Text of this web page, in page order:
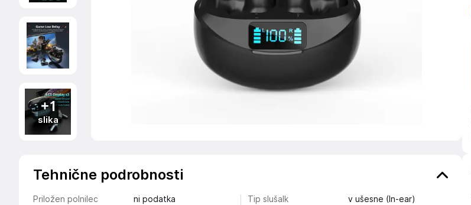
+1
slika
Tehnične podrobnosti
Priložen polnilec ni podatka Tip slušalk v ušesne (In-ear)